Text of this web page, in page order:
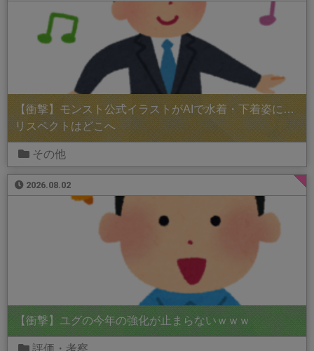
【衝撃】モンスト公式イラストがAIで水着・下着姿に…
リスペクトはどこへ
その他
2026.08.02
【衝撃】ユグの今年の強化が止まらないｗｗｗ
評価・考察